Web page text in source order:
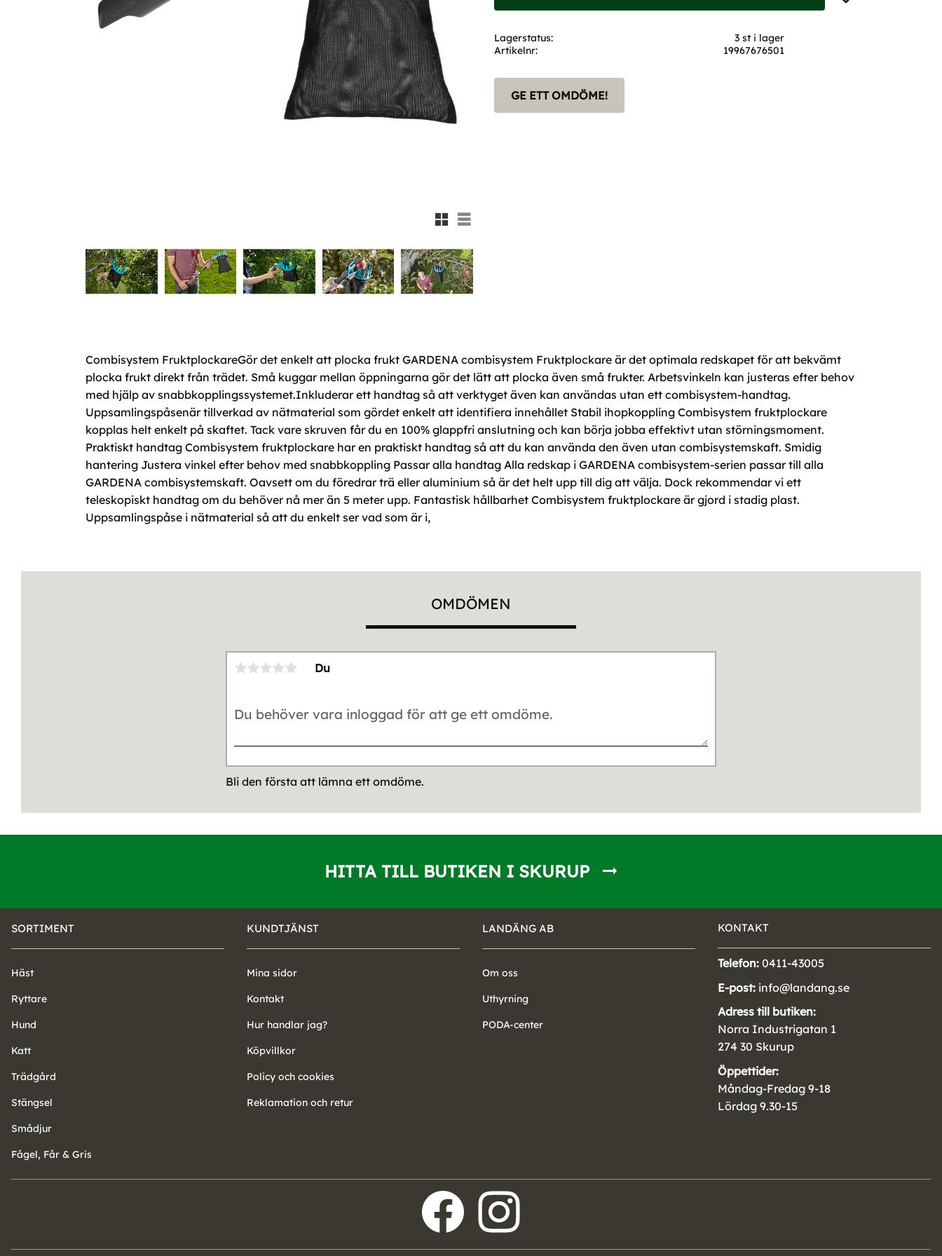
Rutnätsvy
Listvy
Lagerstatus
3 st i lager
Artikelnr
19967676501
GE ETT OMDÖME!
Combisystem FruktplockareGör det enkelt att plocka frukt GARDENA combisystem Fruktplockare är det optimala redskapet för att bekvämt
plocka frukt direkt från trädet. Små kuggar mellan öppningarna gör det lätt att plocka även små frukter. Arbetsvinkeln kan justeras efter behov
med hjälp av snabbkopplingssystemet.Inkluderar ett handtag så att verktyget även kan användas utan ett combisystem-handtag.
Uppsamlingspåsenär tillverkad av nätmaterial som gördet enkelt att identifiera innehållet Stabil ihopkoppling Combisystem fruktplockare
kopplas helt enkelt på skaftet. Tack vare skruven får du en 100% glappfri anslutning och kan börja jobba effektivt utan störningsmoment.
Praktiskt handtag Combisystem fruktplockare har en praktiskt handtag så att du kan använda den även utan combisystemskaft. Smidig
hantering Justera vinkel efter behov med snabbkoppling Passar alla handtag Alla redskap i GARDENA combisystem-serien passar till alla
GARDENA combisystemskaft. Oavsett om du föredrar trä eller aluminium så är det helt upp till dig att välja. Dock rekommendar vi ett
teleskopiskt handtag om du behöver nå mer än 5 meter upp. Fantastisk hållbarhet Combisystem fruktplockare är gjord i stadig plast.
Uppsamlingspåse i nätmaterial så att du enkelt ser vad som är i,
OMDÖMEN
Du
Bli den första att lämna ett omdöme.
HITTA TILL BUTIKEN I SKURUP
SORTIMENT
Häst
Ryttare
Hund
Katt
Trädgård
Stängsel
Smådjur
Fågel, Får & Gris
KUNDTJÄNST
Mina sidor
Kontakt
Hur handlar jag?
Köpvillkor
Policy och cookies
Reklamation och retur
LANDÄNG AB
Om oss
Uthyrning
PODA-center
KONTAKT
Telefon: 0411-43005
E-post: info@landang.se
Adress till butiken:
Norra Industrigatan 1
274 30 Skurup
Öppettider:
Måndag-Fredag 9-18
Lördag 9.30-15